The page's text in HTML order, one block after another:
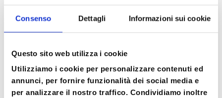
Consenso Dettagli Informazioni sui cookie
Questo sito web utilizza i cookie
Utilizziamo i cookie per personalizzare contenuti ed
annunci, per fornire funzionalità dei social media e
per analizzare il nostro traffico. Condividiamo inoltre
Search
Articoli recenti
Ryder Cup 2023: Med Food e Petit Forestier
Italia fornitori ufficiali della competizione
internazionale di golf
Med Food & Petit Forestier: the new journey